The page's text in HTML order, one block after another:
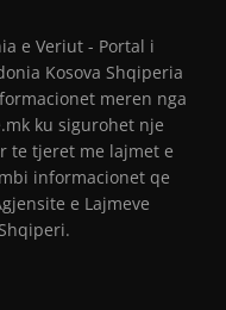
e Veriut - Portal i
Kosova Shqiperia
meren nga
ku sigurohet nje
te tjeret me lajmet e
informacionet qe
e Lajmeve